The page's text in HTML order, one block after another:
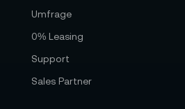
Umfrage
0% Leasing
Support
Sales Partner